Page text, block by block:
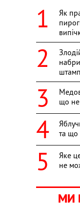
Як
що
та
Яке
не
МИ